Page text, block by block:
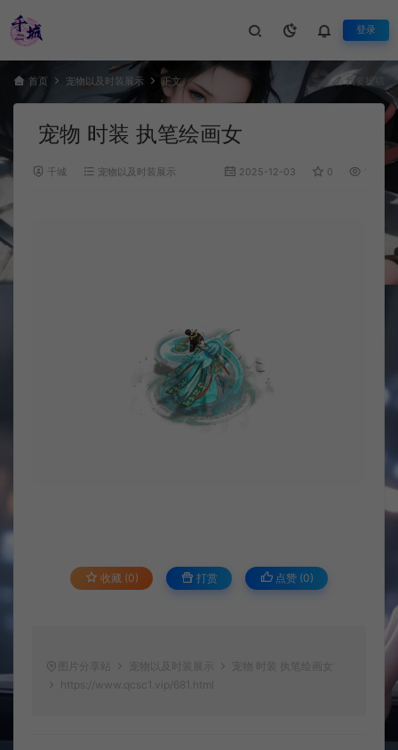
登录
首页 宠物以及时装展示 正文 我要投稿
宠物 时装 执笔绘画女
千城 宠物以及时装展示 2025-12-03 0 1,131
收藏 (0) 打赏 点赞 (0)
图片分享站 宠物以及时装展示
宠物 时装 执笔绘画女
https://www.qcsc1.vip/681.html